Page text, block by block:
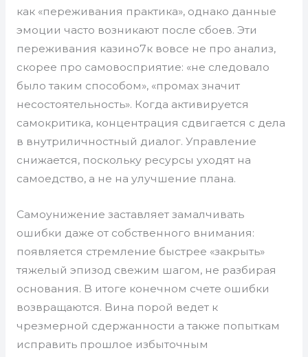
как «переживания практика», однако данные
эмоции часто возникают после сбоев. Эти
переживания казино7к вовсе не про анализ,
скорее про самовосприятие: «не следовало
было таким способом», «промах значит
несостоятельность». Когда активируется
самокритика, концентрация сдвигается с дела
в внутриличностный диалог. Управление
снижается, поскольку ресурсы уходят на
самоедство, а не на улучшение плана.
Самоунижение заставляет замалчивать
ошибки даже от собственного внимания:
появляется стремление быстрее «закрыть»
тяжелый эпизод свежим шагом, не разбирая
основания. В итоге конечном счете ошибки
возвращаются. Вина порой ведет к
чрезмерной сдержанности а также попыткам
исправить прошлое избыточным